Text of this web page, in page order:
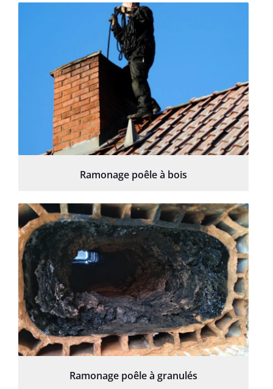
Ramonage poêle à bois
Ramonage poêle à granulés